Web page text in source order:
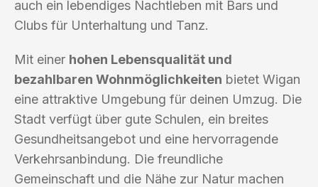
auch ein lebendiges Nachtleben mit Bars und
Clubs für Unterhaltung und Tanz.
Mit einer hohen Lebensqualität und
bezahlbaren Wohnmöglichkeiten bietet Wigan
eine attraktive Umgebung für deinen Umzug. Die
Stadt verfügt über gute Schulen, ein breites
Gesundheitsangebot und eine hervorragende
Verkehrsanbindung. Die freundliche
Gemeinschaft und die Nähe zur Natur machen